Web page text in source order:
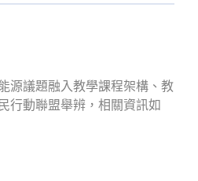
源議題融入教學課程架構、教
行動聯盟舉辨，相關資訊如